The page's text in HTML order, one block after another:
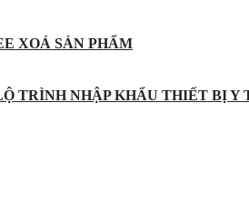
XOÁ SẢN PHẨM
TRÌNH NHẬP KHẨU THIẾT BỊ Y